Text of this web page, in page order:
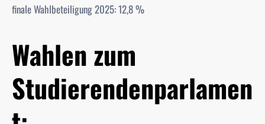
finale Wahlbeteiligung 2025: 12,8 %
Wahlen zum
Studierendenparlamen